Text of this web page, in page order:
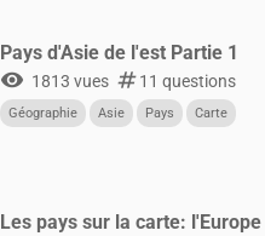
Pays d'Asie de l'est Partie 1
visibility 1813 vues numbers11 questions
Géographie Asie Pays Carte
Les pays sur la carte: